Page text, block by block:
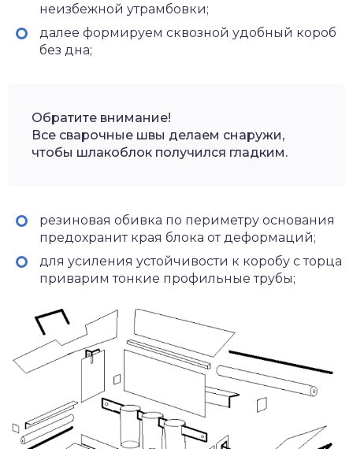
неизбежной утрамбовки;
далее формируем сквозной удобный короб
без дна;
Обратите внимание!
Все сварочные швы делаем снаружи,
чтобы шлакоблок получился гладким.
резиновая обивка по периметру основания
предохранит края блока от деформаций;
для усиления устойчивости к коробу с торца
приварим тонкие профильные трубы;